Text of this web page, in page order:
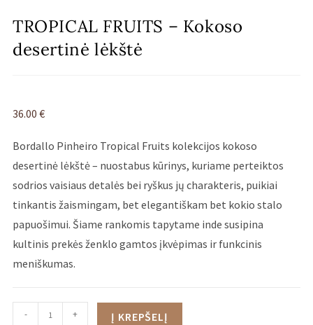
TROPICAL FRUITS – Kokoso
desertinė lėkštė
36.00€
Bordallo Pinheiro Tropical Fruits kolekcijos kokoso
desertinė lėkštė – nuostabus kūrinys, kuriame perteiktos
sodrios vaisiaus detalės bei ryškus jų charakteris, puikiai
tinkantis žaismingam, bet elegantiškam bet kokio stalo
papuošimui. Šiame rankomis tapytame inde susipina
kultinis prekės ženklo gamtos įkvėpimas ir funkcinis
meniškumas.
- + Į KREPŠELĮ